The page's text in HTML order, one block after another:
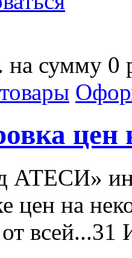
на сумму 0
цен
АТЕСИ»
цен на
всей...31